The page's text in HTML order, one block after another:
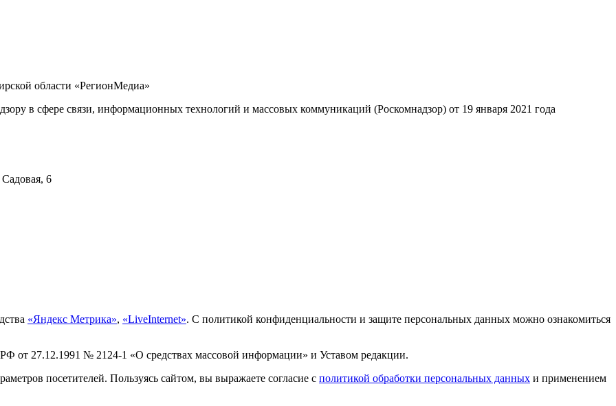
области «РегионМедиа»
в сфере связи, информационных технологий и массовых коммуникаций (Роскомнадзор) от 19 января 2021 года
6
«Яндекс Метрика», «LiveInternet». С политикой конфиденциальности и защите персональных данных можно ознакомиться
от 27.12.1991 № 2124-1 «О средствах массовой информации» и Уставом редакции.
посетителей. Пользуясь сайтом, вы выражаете согласие с политикой обработки персональных данных и применением